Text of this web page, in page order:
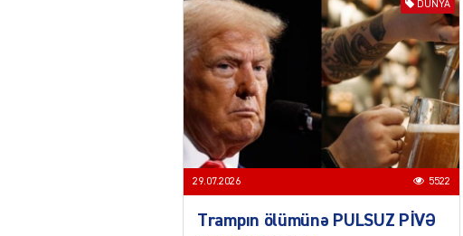
DÜNYA
29.07.2026 5522
Trampın ölümünə PULSUZ PİVƏ